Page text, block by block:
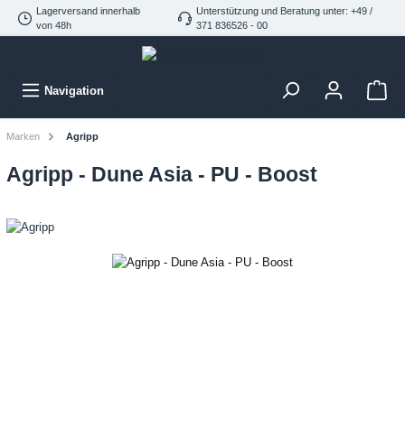
Lagerversand innerhalb
von 48h
Unterstützung und Beratung unter: +49 /
371 836526 - 00
Navigation
Marken Agripp
Agripp - Dune Asia - PU - Boost